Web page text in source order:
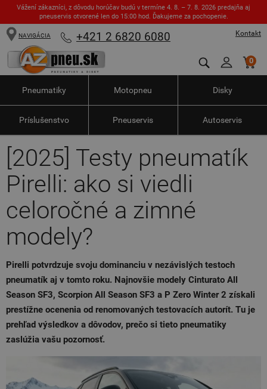
Vážení zákazníci, z dôvodu horúčav budú v termíne 4. 8. – 7. 8. 2026 predajňa aj
pneuservis otvorené len do 15:00 hod. Ďakujeme za pochopenie.
Kontakt
NAVIGÁCIA +421 2 6820 6080
0
Pneumatiky Motopneu Disky
Príslušenstvo Pneuservis Autoservis
[2025] Testy pneumatík
Pirelli: ako si viedli
celoročné a zimné
modely?
Pirelli potvrdzuje svoju dominanciu v nezávislých testoch
pneumatík aj v tomto roku. Najnovšie modely Cinturato All
Season SF3, Scorpion All Season SF3 a P Zero Winter 2 získali
prestížne ocenenia od renomovaných testovacích autorít. Tu je
prehľad výsledkov a dôvodov, prečo si tieto pneumatiky
zaslúžia vašu pozornosť.